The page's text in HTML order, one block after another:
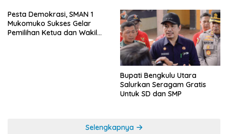
Pesta Demokrasi, SMAN 1
Mukomuko Sukses Gelar
Pemilihan Ketua dan Wakil
Bupati Bengkulu Utara
Salurkan Seragam Gratis
Untuk SD dan SMP
Selengkapnya